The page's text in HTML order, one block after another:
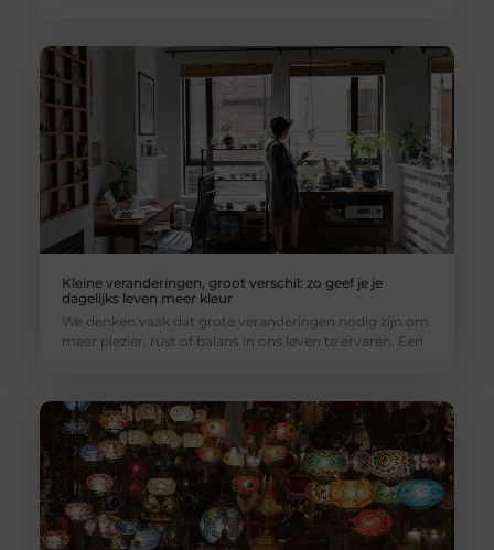
Kleine veranderingen, groot verschil: zo geef je je
dagelijks leven meer kleur
We denken vaak dat grote veranderingen nodig zijn om
meer plezier, rust of balans in ons leven te ervaren. Een